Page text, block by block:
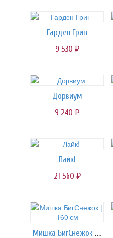
Гарден Грин
9 530 руб.
Дорвиум
9 240 руб.
Лайк!
21 560 руб.
Мишка БигСнежок | 160 см